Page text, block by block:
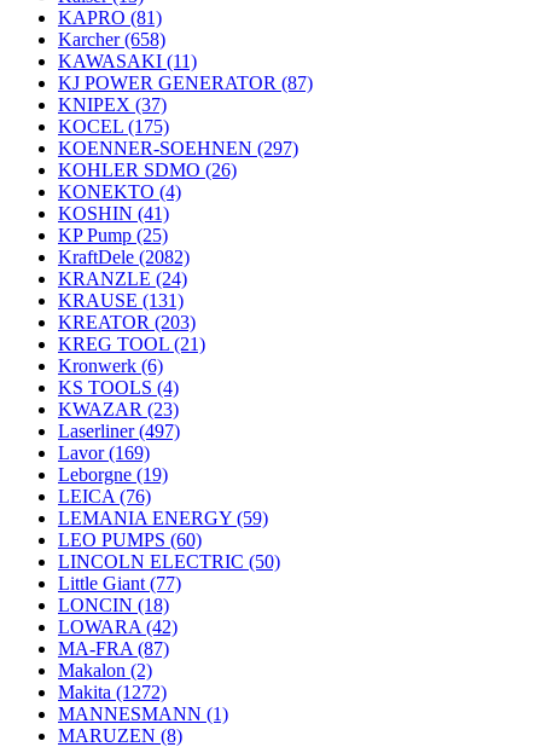
KAPRO (81)
Karcher(658)
KAWASAKI (11)
KJ POWER GENERATOR (87)
KNIPEX (37)
KOCEL (175)
KOENNER-SOEHNEN (297)
KOHLER SDMO (26)
KONEKTO (4)
KOSHIN (41)
KP Pump (25)
KraftDele (2082)
KRANZLE (24)
KRAUSE (131)
KREATOR (203)
KREG TOOL (21)
Kronwerk (6)
KS TOOLS (4)
KWAZAR (23)
Laserliner(497)
Lavor(169)
Leborgne (19)
LEICA (76)
LEMANIA ENERGY (59)
LEO PUMPS (60)
LINCOLN ELECTRIC (50)
Little Giant (77)
LONCIN (18)
LOWARA (42)
MA-FRA (87)
Makalon (2)
Makita (1272)
MANNESMANN (1)
MARUZEN (8)